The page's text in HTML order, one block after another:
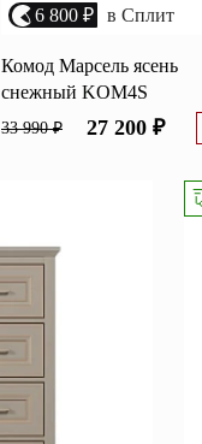
6 800 ₽ в Сплит
Комод Марсель ясень
снежный KOM4S
33 990 ₽ 27 200 ₽